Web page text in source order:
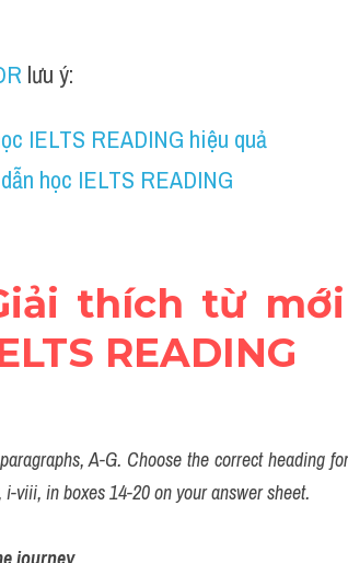
lưu ý:
IELTS READING hiệu quả
học IELTS READING
thích từ mới
READING
A-G. Choose the correct heading
viii, in boxes 14-20 on your answer sheet.